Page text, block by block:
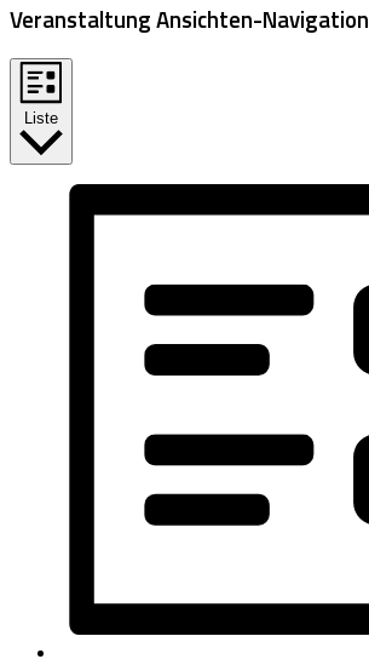
Veranstaltung Ansichten-Navigation
Liste